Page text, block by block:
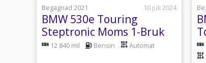
Begagnad 2021
10 juli 2024
BMW 530e Touring
Steptronic Moms 1-Bruk
Skinn B-Kam Drag 292hk
12 840 mil Bensin Automat